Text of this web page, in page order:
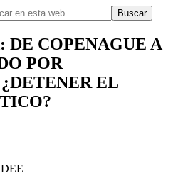
DE COPENAGUE A
POR
EL